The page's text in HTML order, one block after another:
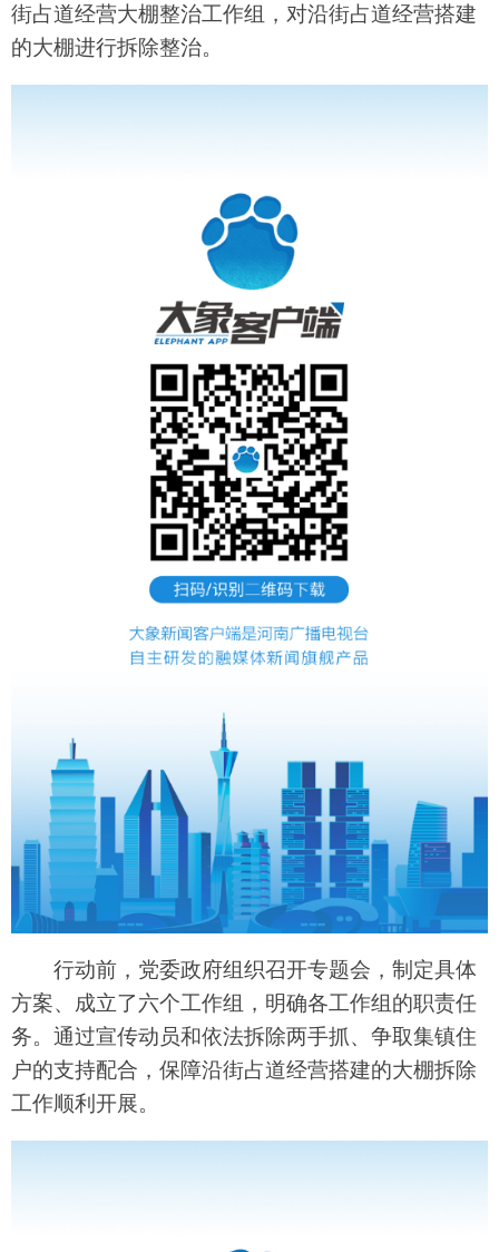
街占道经营大棚整治工作组，对沿街占道经营搭建
的大棚进行拆除整治。
行动前，党委政府组织召开专题会，制定具体
方案、成立了六个工作组，明确各工作组的职责任
务。通过宣传动员和依法拆除两手抓、争取集镇住
户的支持配合，保障沿街占道经营搭建的大棚拆除
工作顺利开展。